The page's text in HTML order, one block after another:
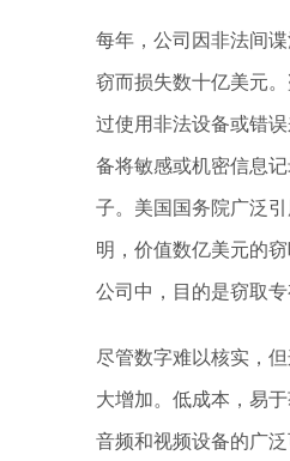
每年，公司因非法间
窃而损失数十亿美元
过使用非法设备或错
备将敏感或机密信息
子。美国国务院广泛
明，价值数亿美元的
公司中，目的是窃取专
尽管数字难以核实，
大增加。低成本，易
音频和视频设备的广